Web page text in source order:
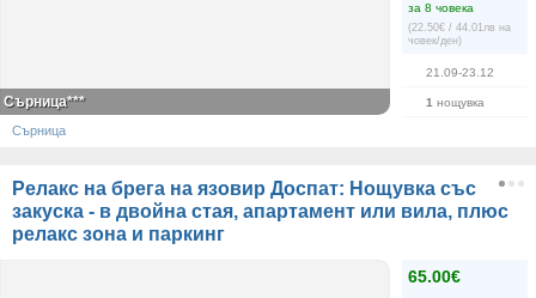
за 8 човека
(22.50€ / 44.01лв на
човек/ден)
21.09-23.12
1 нощувка
Сърница***
Сърница
Релакс на брега на язовир Доспат: Нощувка със
закуска - в двойна стая, апартамент или вила, плюс
релакс зона и паркинг
65.00€